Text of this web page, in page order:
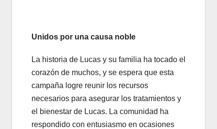
Unidos por una causa noble
La historia de Lucas y su familia ha tocado el
corazón de muchos, y se espera que esta
campaña logre reunir los recursos
necesarios para asegurar los tratamientos y
el bienestar de Lucas. La comunidad ha
respondido con entusiasmo en ocasiones